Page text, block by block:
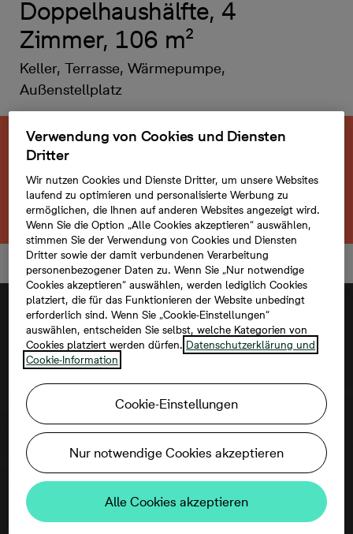
Doppelhaushälfte, 4
Zimmer, 106 m²
Keller, Terrasse, Wärmepumpe,
Außenstellplatz
Diese neu gebaute Immobilie ist bereits
verkauft.
Zurück zum Projekt
Um diese Karte ansehen zu können,
aktivieren Sie bitte die Dienste Dritter in
den Cookie-Einstellungen.
Verwendung von Cookies und Diensten
Dritter
Wir nutzen Cookies und Dienste Dritter, um unsere Websites
laufend zu optimieren und personalisierte Werbung zu
ermöglichen, die Ihnen auf anderen Websites angezeigt wird.
Wenn Sie die Option „Alle Cookies akzeptieren“ auswählen,
stimmen Sie der Verwendung von Cookies und Diensten
Dritter sowie der damit verbundenen Verarbeitung
personenbezogener Daten zu. Wenn Sie „Nur notwendige
Cookies akzeptieren“ auswählen, werden lediglich Cookies
platziert, die für das Funktionieren der Website unbedingt
erforderlich sind. Wenn Sie „Cookie-Einstellungen“
auswählen, entscheiden Sie selbst, welche Kategorien von
Cookies platziert werden dürfen. Datenschutzerklärung und
Cookie-Information
Cookie-Einstellungen
Nur notwendige Cookies akzeptieren
Alle Cookies akzeptieren